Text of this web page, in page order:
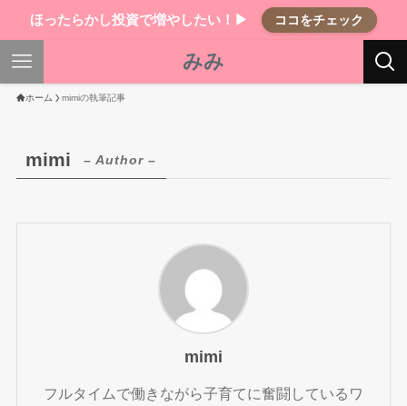
ほったらかし投資で増やしたい！▶ ココをチェック
みみ
ホーム mimiの執筆記事
mimi – Author –
mimi
フルタイムで働きながら子育てに奮闘しているワ